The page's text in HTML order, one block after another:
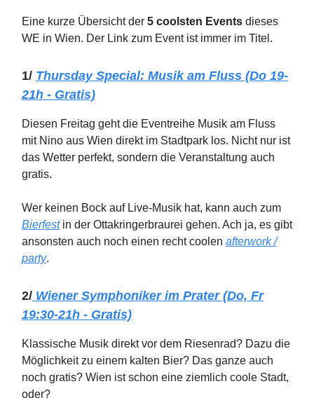
Eine kurze Übersicht der 5 coolsten Events dieses
WE in Wien. Der Link zum Event ist immer im Titel.
1/ Thursday Special: Musik am Fluss (Do 19-
21h - Gratis)
Diesen Freitag geht die Eventreihe Musik am Fluss
mit Nino aus Wien direkt im Stadtpark los. Nicht nur ist
das Wetter perfekt, sondern die Veranstaltung auch
gratis.
Wer keinen Bock auf Live-Musik hat, kann auch zum
Bierfestin der Ottakringerbraurei gehen. Ach ja, es gibt
ansonsten auch noch einen recht coolen afterwork /
party.
2/ Wiener Symphonikerim Prater (Do, Fr
19:30-21h - Gratis)
Klassische Musik direkt vor dem Riesenrad? Dazu die
Möglichkeit zu einem kalten Bier? Das ganze auch
noch gratis? Wien ist schon eine ziemlich coole Stadt,
oder?